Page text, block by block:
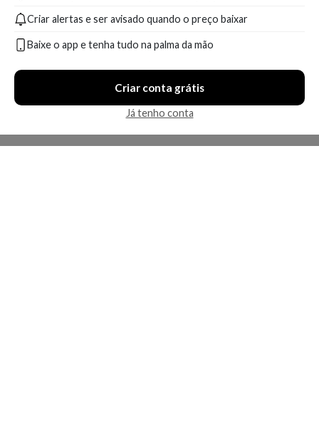
Criar alertas e ser avisado quando o preço baixar
Baixe o app e tenha tudo na palma da mão
Criar conta grátis
Já tenho conta